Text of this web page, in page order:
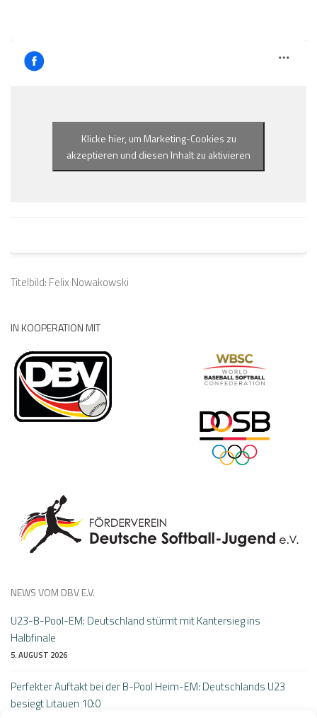
Klicke hier, um Marketing-Cookies zu
akzeptieren und diesen Inhalt zu aktivieren
Titelbild: Felix Nowakowski
IN KOOPERATION MIT
NEWS VOM DBV E.V.
U23-B-Pool-EM: Deutschland stürmt mit Kantersieg ins
Halbfinale
5. AUGUST 2026
Perfekter Auftakt bei der B-Pool Heim-EM: Deutschlands U23
besiegt Litauen 10:0